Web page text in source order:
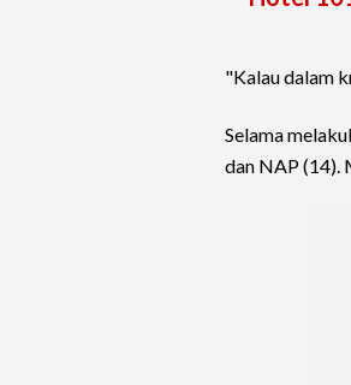
"Kalau dalam
Selama
dan NAP (14).